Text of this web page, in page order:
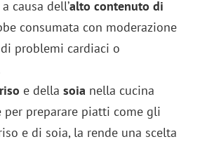
a causa dell’alto contenuto di
consumata con moderazione
problemi cardiaci o
riso e dellasoia nella cucina
per preparare piatti come gli
e di soia, la rende una scelta